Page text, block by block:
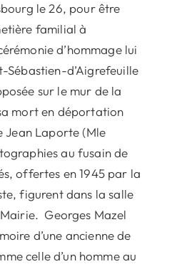
le 26, pour être
familial à
d’hommage lui
Sébastien-d’Aigrefeuille
sur le mur de la
mort en déportation
Jean Laporte (Mle
au fusain de
offertes en 1945 par la
figurent dans la salle
Georges Mazel
d’une ancienne de
celle d’un homme au